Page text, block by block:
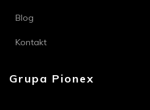
Blog
Kontakt
Grupa Pionex